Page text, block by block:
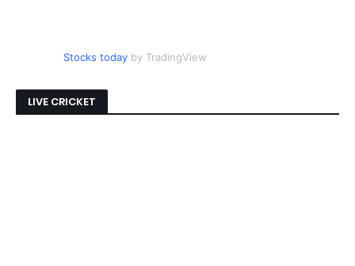
Stocks todayby TradingView
LIVE CRICKET